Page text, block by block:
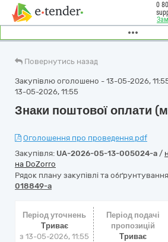
0
Повернутись назад
Закупівлю оголошено - 13-05-2026,
13-05-2026, 11:55
Знаки поштової оплати
Оголошення про проведення.pdf
Закупівля: UA-2026-05-13-005024-a /
на DoZorro
Рядок плану закупівлі та
018849-a
Період уточнень
Триває
з 13-05-2026, 11:55
Період подачі
пропозицій
Триває